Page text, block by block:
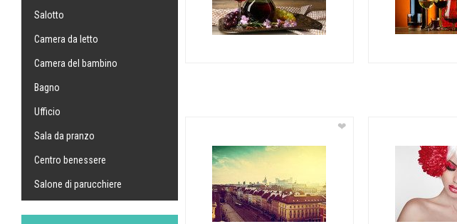
Salotto
Camera da letto
Camera del bambino
Bagno
Ufficio
Sala da pranzo
Centro benessere
Salone di parucchiere
❤